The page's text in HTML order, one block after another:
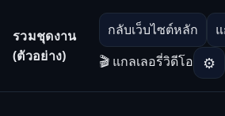
รวมชุดงาน
(ตัวอย่าง)
กลับเว็บไซต์หลัก
🎬 แกลเลอรี่วิดีโอ
⚙